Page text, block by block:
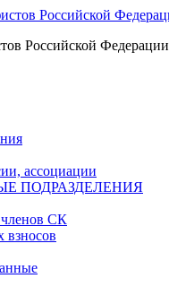
Российской Федерации
ассоциации
ПОДРАЗДЕЛЕНИЯ
СК
взносов